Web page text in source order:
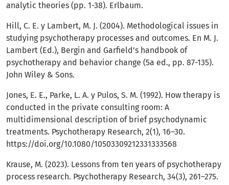
analytic theories (pp. 1-38). Erlbaum.
Hill, C. E. y Lambert, M. J. (2004). Methodological issues in
studying psychotherapy processes and outcomes. En M. J.
Lambert (Ed.), Bergin and Garfield’s handbook of
psychotherapy and behavior change (5a ed., pp. 87-135).
John Wiley & Sons.
Jones, E. E., Parke, L. A. y Pulos, S. M. (1992). How therapy is
conducted in the private consulting room: A
multidimensional description of brief psychodynamic
treatments. Psychotherapy Research, 2(1), 16–30.
https://doi.org/10.1080/10503309212331333568
Krause, M. (2023). Lessons from ten years of psychotherapy
process research. Psychotherapy Research, 34(3), 261–275.